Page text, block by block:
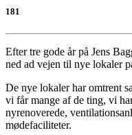
181
Efter tre gode år på Jens
ned ad vejen til nye lokaler
De nye lokaler har omtrent
vi får mange af de ting, vi
nyrenoverede,
mødefaciliteter.